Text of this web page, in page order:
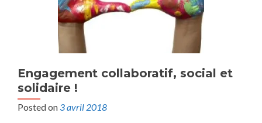
Engagement collaboratif, social et
solidaire !
Posted on 3 avril 2018